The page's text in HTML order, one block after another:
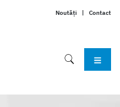
Noutăți | Contact